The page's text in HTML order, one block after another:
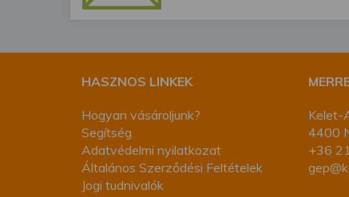
HASZNOS LINKEK
Hogyan vásároljunk?
Segítség
Adatvédelmi nyilatkozat
Általános Szerződési Feltételek
Jogi tudnivalók
Kelet-
4400
+36